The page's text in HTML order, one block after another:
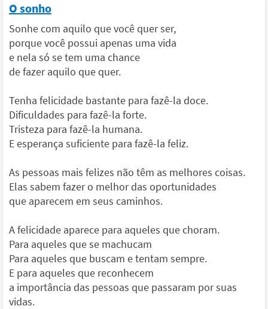
O sonho
Sonhe com aquilo que você quer ser,
porque você possui apenas uma vida
e nela só se tem uma chance
de fazer aquilo que quer.
Tenha felicidade bastante para fazê-la doce.
Dificuldades para fazê-la forte.
Tristeza para fazê-la humana.
E esperança suficiente para fazê-la feliz.
As pessoas mais felizes não têm as melhores coisas.
Elas sabem fazer o melhor das oportunidades
que aparecem em seus caminhos.
A felicidade aparece para aqueles que choram.
Para aqueles que se machucam
Para aqueles que buscam e tentam sempre.
E para aqueles que reconhecem
a importância das pessoas que passaram por suas
vidas.